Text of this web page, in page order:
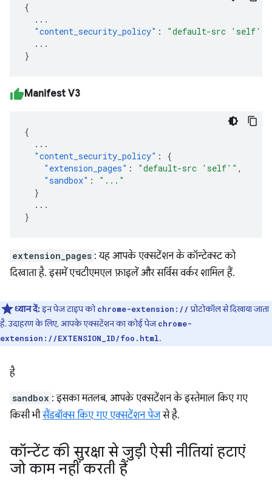
{
...
"content_security_policy" :
"default-src 'self'"
...
}
Manifest V3
{
...
"content_security_policy" :
{
"extension_pages" : "default-src 'self'" ,
"sandbox" :
"..."
}
...
}
extension_pages : यह आपके एक्सटेंशन के कॉन्टेक्स्ट को
दिखाता है. इसमें एचटीएमएल फ़ाइलें और सर्विस वर्कर शामिल हैं.
ध्यान दें:इन पेज टाइप कोchrome-extension://प्रोटोकॉल से दिखाया जाता
है. उदाहरण के लिए, आपके एक्सटेंशन का कोई पेजchrome-
extension://EXTENSION_ID/foo.html.
है
sandbox : इसका मतलब, आपके एक्सटेंशन के इस्तेमाल किए गए
किसी भीसैंडबॉक्स किए गए एक्सटेंशन पेजसे है.
कॉन्टेंट की सुरक्षा से जुड़ी ऐसी नीतियां हटाएं
जो काम नहीं करती हैं